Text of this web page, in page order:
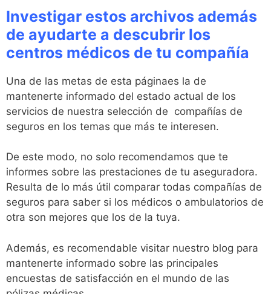
Investigar estos archivos además
de ayudarte a descubrir los
centros médicos de tu compañía
Una de las metas de esta páginaes la de
mantenerte informado del estado actual de los
servicios de nuestra selección de compañías de
seguros en los temas que más te interesen.
De este modo, no solo recomendamos que te
informes sobre las prestaciones de tu aseguradora.
Resulta de lo más útil comparar todas compañías de
seguros para saber si los médicos o ambulatorios de
otra son mejores que los de la tuya.
Además, es recomendable visitar nuestro blog para
mantenerte informado sobre las principales
encuestas de satisfacción en el mundo de las